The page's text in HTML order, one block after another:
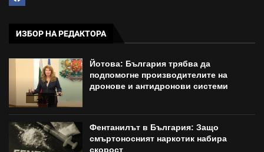
ИЗБОР НА РЕДАКТОРА
Йотова: България трябва да
подпомогне производителите на
дронове и антидронови системи
Фентанилът в България: Защо
смъртоносният наркотик набира
скорост